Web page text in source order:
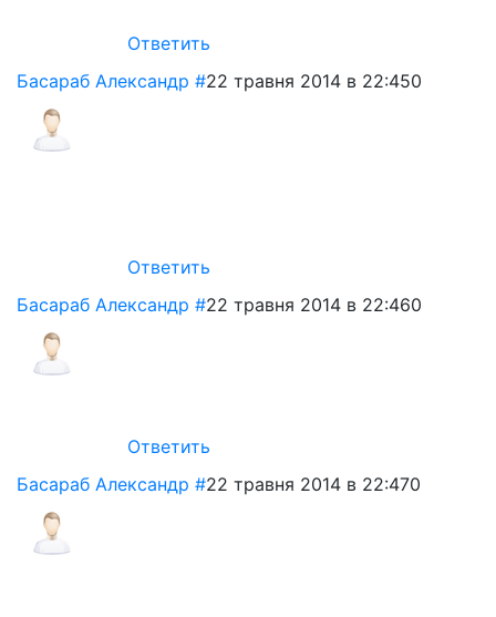
Ответить
Басараб Александр #22 травня 2014 в 22:450
Ответить
Басараб Александр #22 травня 2014 в 22:460
Ответить
Басараб Александр #22 травня 2014 в 22:470